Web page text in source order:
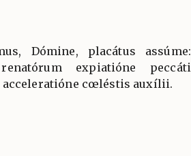
Dómine, placátus assúme:
expiatióne peccáti
acceleratióne cœléstis auxílii.